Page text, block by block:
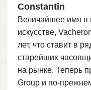
Constantin
Величайшее имя в
искусстве,
лет, что ставит в
старейших
на рынке. Теперь
Group и по-